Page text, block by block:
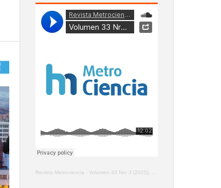
Revista Metrociencia · Volumen 33 Nro 3 (2025), Enero - Marzo